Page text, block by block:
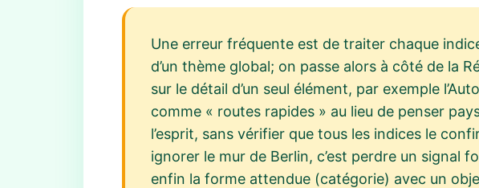
Une erreur fréquente est de traiter chaque
d’un thème global; on passe alors à côté de la
sur le détail d’un seul élément, par exemple
comme « routes rapides » au lieu de penser
l’esprit, sans vérifier que tous les indices le
ignorer le mur de Berlin, c’est perdre un
enfin la forme attendue (catégorie) avec un